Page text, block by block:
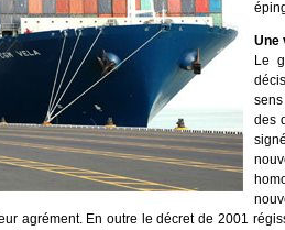
Une
Le
des
agrément. En outre le décret de 2001